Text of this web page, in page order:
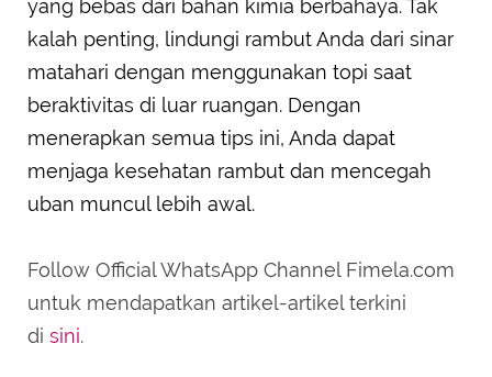
yang bebas dari bahan kimia berbahaya. Tak
kalah penting, lindungi rambut Anda dari sinar
matahari dengan menggunakan topi saat
beraktivitas di luar ruangan. Dengan
menerapkan semua tips ini, Anda dapat
menjaga kesehatan rambut dan mencegah
uban muncul lebih awal.
Follow Official WhatsApp Channel Fimela.com
untuk mendapatkan artikel-artikel terkini
di sini.